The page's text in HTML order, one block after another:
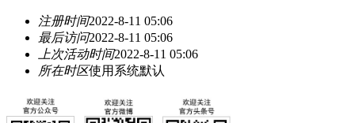
注册时间2022-8-11 05:06
最后访问2022-8-11 05:06
上次活动时间2022-8-11 05:06
所在时区使用系统默认